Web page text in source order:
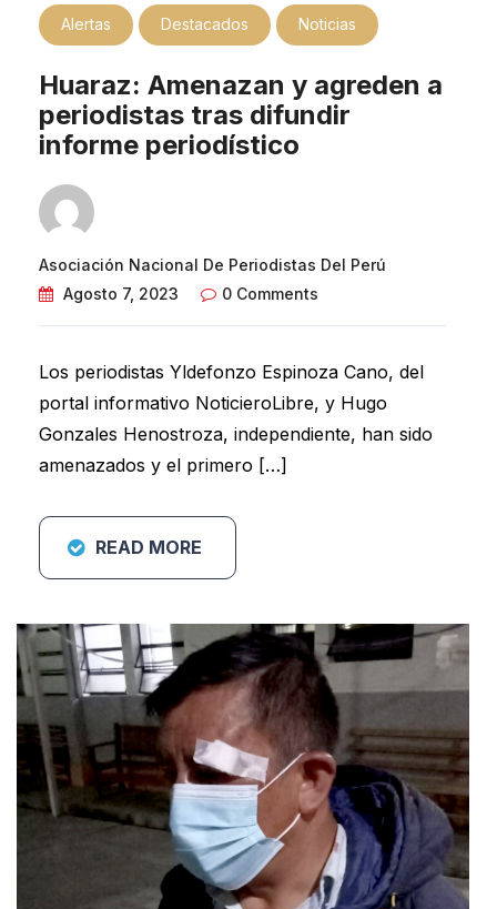
Alertas Destacados Noticias
Huaraz: Amenazan y agreden a
periodistas tras difundir
informe periodístico
Asociación Nacional De Periodistas Del Perú
Agosto 7, 2023
0 Comments
Los periodistas Yldefonzo Espinoza Cano, del
portal informativo NoticieroLibre, y Hugo
Gonzales Henostroza, independiente, han sido
amenazados y el primero […]
READ MORE